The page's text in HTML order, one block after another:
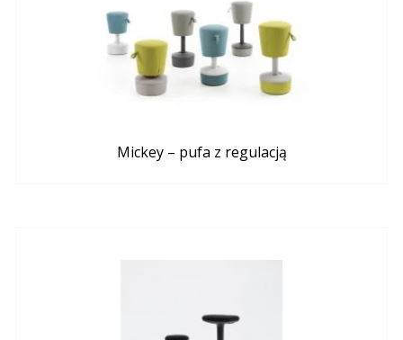
Mickey – pufa z regulacją